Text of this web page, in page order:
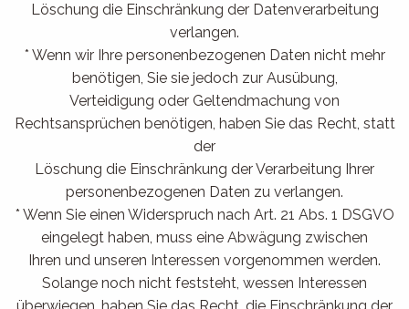
Löschung die Einschränkung der Datenverarbeitung
verlangen.
* Wenn wir Ihre personenbezogenen Daten nicht mehr
benötigen, Sie sie jedoch zur Ausübung,
Verteidigung oder Geltendmachung von
Rechtsansprüchen benötigen, haben Sie das Recht, statt
der
Löschung die Einschränkung der Verarbeitung Ihrer
personenbezogenen Daten zu verlangen.
* Wenn Sie einen Widerspruch nach Art. 21 Abs. 1 DSGVO
eingelegt haben, muss eine Abwägung zwischen
Ihren und unseren Interessen vorgenommen werden.
Solange noch nicht feststeht, wessen Interessen